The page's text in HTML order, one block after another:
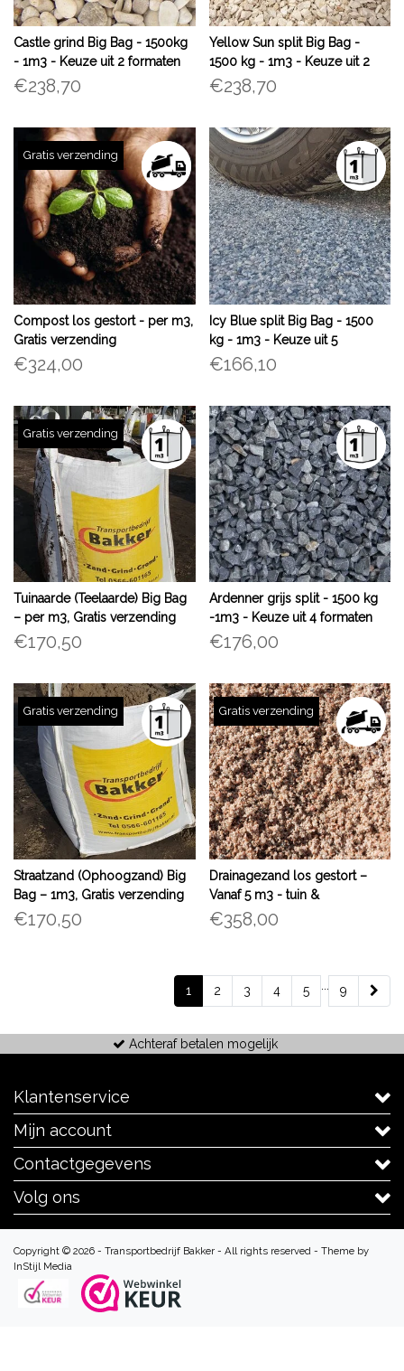
Castle grind Big Bag - 1500kg
- 1m3 - Keuze uit 2 formaten
€238,70
Yellow Sun split Big Bag -
1500 kg - 1m3 - Keuze uit 2
formaten
€238,70
Gratis verzending
Compost los gestort - per m3,
Gratis verzending
€324,00
Icy Blue split Big Bag - 1500
kg - 1m3 - Keuze uit 5
formaten
€166,10
Gratis verzending
Tuinaarde (Teelaarde) Big Bag
– per m3, Gratis verzending
€170,50
Ardenner grijs split - 1500 kg
-1m3 - Keuze uit 4 formaten
€176,00
Gratis verzending
Straatzand (Ophoogzand) Big
Bag – 1m3, Gratis verzending
€170,50
Gratis verzending
Drainagezand los gestort –
Vanaf 5 m3 - tuin &
infrastructuur. Gratis
verzending
€358,00
1 2 3 4 5 ... 9
Achteraf betalen mogelijk
Klantenservice
Mijn account
Contactgegevens
Volg ons
Copyright © 2026 - Transportbedrijf Bakker - All rights reserved - Theme by
InStijl Media